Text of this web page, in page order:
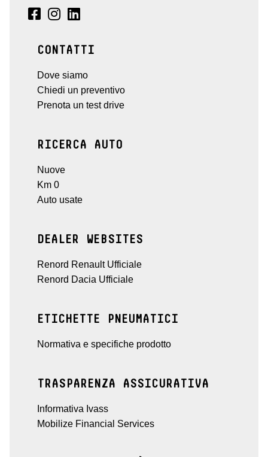
CONTATTI
Dove siamo
Chiedi un preventivo
Prenota un test drive
RICERCA AUTO
Nuove
Km 0
Auto usate
DEALER WEBSITES
Renord Renault Ufficiale
Renord Dacia Ufficiale
ETICHETTE PNEUMATICI
Normativa e specifiche prodotto
TRASPARENZA ASSICURATIVA
Informativa Ivass
Mobilize Financial Services